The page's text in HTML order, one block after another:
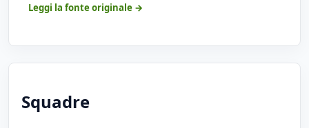
Leggi la fonte originale →
Squadre